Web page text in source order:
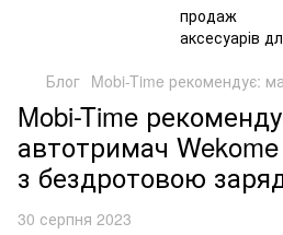
Блог Mobi-Time рекомендує:
Mobi-Time
автотримач
з бездротовою
30 серпня 2023